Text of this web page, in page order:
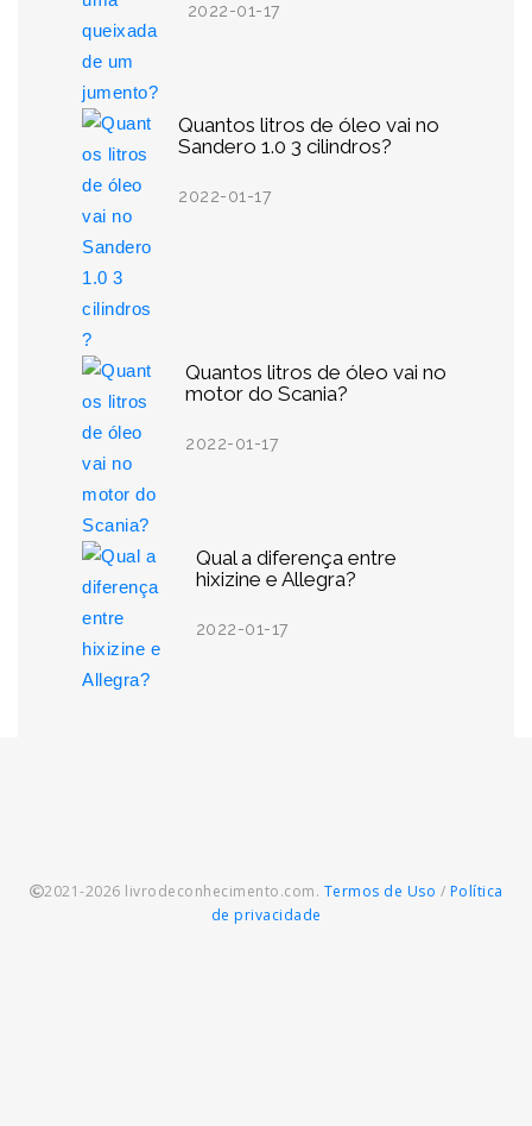
2022-01-17
Quantos litros de óleo vai no
Sandero 1.0 3 cilindros?
2022-01-17
Quantos litros de óleo vai no
motor do Scania?
2022-01-17
Qual a diferença entre
hixizine e Allegra?
2022-01-17
2021-2026 livrodeconhecimento.com. Termos de Uso / Política
de privacidade